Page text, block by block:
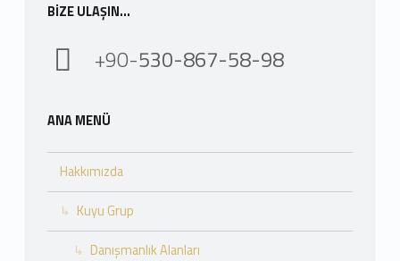
BIZE ULAŞIN…
+90-530-867-58-98
ANA MENÜ
Hakkımızda
Kuyu Grup
Danışmanlık Alanları